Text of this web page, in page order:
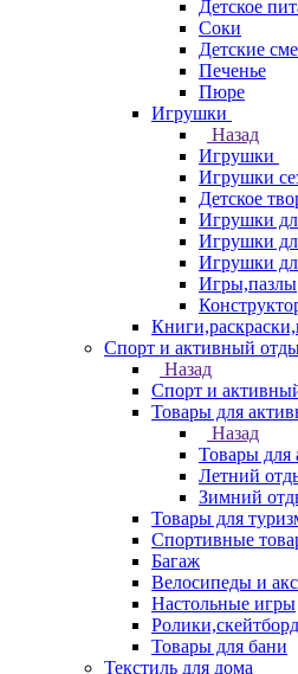
Детское
Соки
Детские
Печенье
Пюре
Игрушки
Назад
Игрушки
Игрушки
Детское
Игрушки
Игрушки
Игрушки
Игры,пазлы
Спорт и активный
Назад
Спорт и
Товары для
Назад
Товары для
Летний
Зимний
Товары для
Спортивные
Багаж
Велосипеды и
Настольные игры
Товары для бани
Текстиль для дома